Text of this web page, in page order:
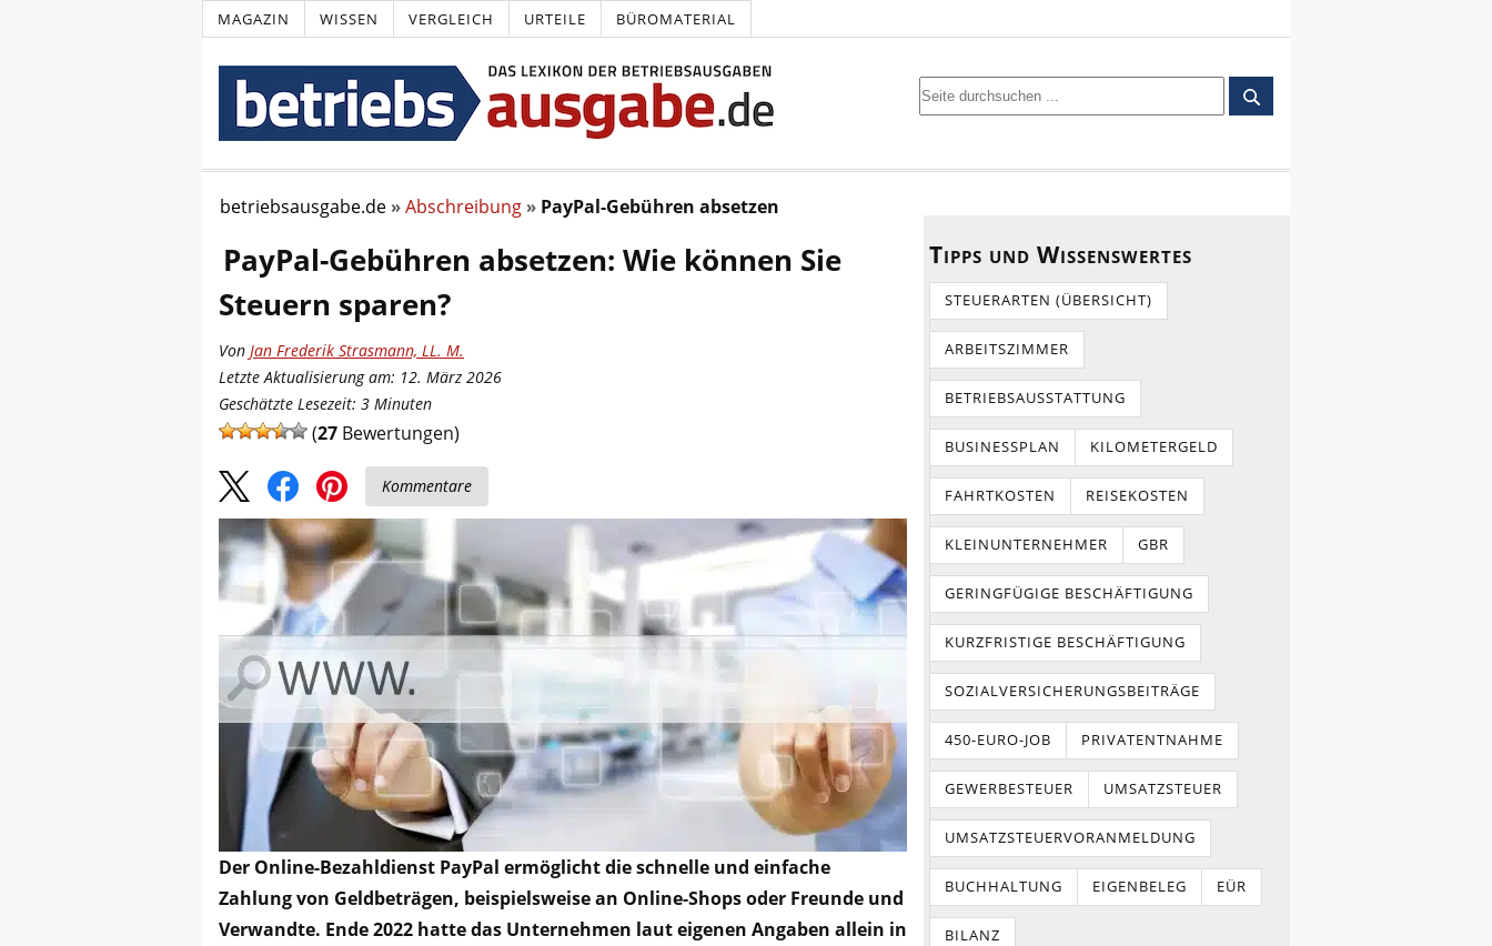
MAGAZIN WISSEN VERGLEICH URTEILE BÜROMATERIAL
betriebsausgabe.de Abschreibung PayPal-Gebühren absetzen
PayPal-Gebühren absetzen: Wie können Sie
Steuern sparen?
Von Jan Frederik Strasmann, LL. M.
Letzte Aktualisierung am: 12. März 2026
Geschätzte Lesezeit: 3 Minuten
(27 Bewertungen)
Kommentare
Der Online-Bezahldienst PayPal ermöglicht die schnelle und einfache
Zahlung von Geldbeträgen, beispielsweise an Online-Shops oder Freunde und
Verwandte. Ende 2022 hatte das Unternehmen laut eigenen Angaben allein in
Tipps und Wissenswertes
STEUERARTEN (ÜBERSICHT)
ARBEITSZIMMER
BETRIEBSAUSSTATTUNG
BUSINESSPLAN KILOMETERGELD
FAHRTKOSTEN REISEKOSTEN
KLEINUNTERNEHMER GBR
GERINGFÜGIGE BESCHÄFTIGUNG
KURZFRISTIGE BESCHÄFTIGUNG
SOZIALVERSICHERUNGSBEITRÄGE
450-EURO-JOB PRIVATENTNAHME
GEWERBESTEUER UMSATZSTEUER
UMSATZSTEUERVORANMELDUNG
BUCHHALTUNG EIGENBELEG EÜR
BILANZ